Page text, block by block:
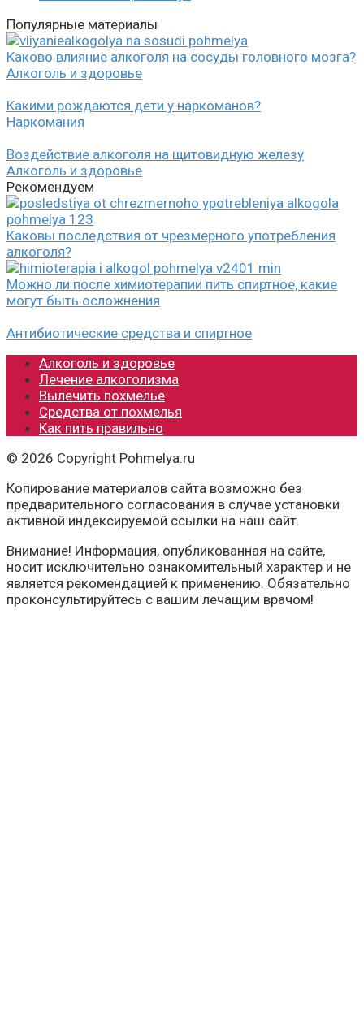
Популярные материалы
Каково влияние алкоголя на сосуды головного мозга?
Алкоголь и здоровье
Какими рождаются дети у наркоманов?
Наркомания
Воздействие алкоголя на щитовидную железу
Алкоголь и здоровье
Рекомендуем
Каковы последствия от чрезмерного употребления
алкоголя?
Можно ли после химиотерапии пить спиртное, какие
могут быть осложнения
Антибиотические средства и спиртное
Алкоголь и здоровье
Лечение алкоголизма
Вылечить похмелье
Средства от похмелья
Как пить правильно
© 2026 Copyright Pohmelya.ru
Копирование материалов сайта возможно без
предварительного согласования в случае установки
активной индексируемой ссылки на наш сайт.
Внимание! Информация, опубликованная на сайте,
носит исключительно ознакомительный характер и не
является рекомендацией к применению. Обязательно
проконсультируйтесь с вашим лечащим врачом!